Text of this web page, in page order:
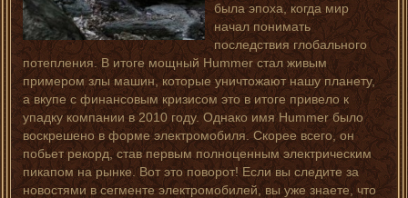
была эпоха, когда мир
начал понимать
последствия глобального
потепления. В итоге мощный Hummer стал живым
примером злы машин, которые уничтожают нашу планету,
а вкупе с финансовым кризисом это в итоге привело к
упадку компании в 2010 году. Однако имя Hummer было
воскрешено в форме электромобиля. Скорее всего, он
побьет рекорд, став первым полноценным электрическим
пикапом на рынке. Вот это поворот! Если вы следите за
новостями в сегменте электромобилей, вы уже знаете, что